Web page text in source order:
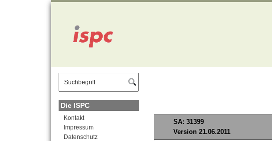
Die ISPC
Kontakt
Impressum
Datenschutz
SA: 31399
Version 21.06.2011